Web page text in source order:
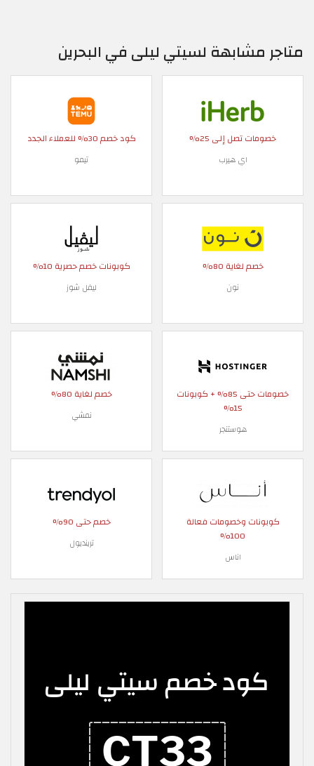
متاجر مشابهة لسيتي ليلى في البحرين
خصومات تصل إلى 25%
اي هيرب
كود خصم 30% للعملاء الجدد
تيمو
خصم لغاية 80%
نون
كوبونات خصم حصرية 10%
ليفل شوز
خصومات حتى 85% + كوبونات
15%
هوستنجر
خصم لغاية 80%
نمشي
كوبونات وخصومات فعالة
100%
اناس
خصم حتى 90%
ترينديول